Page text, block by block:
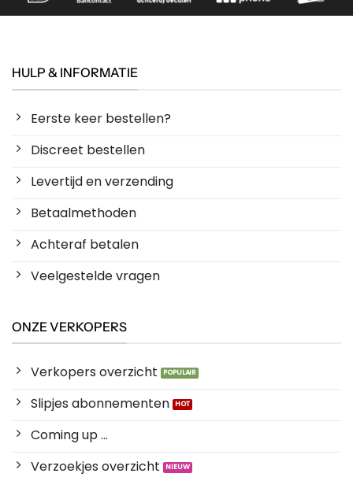
HULP & INFORMATIE
Eerste keer bestellen?
Discreet bestellen
Levertijd en verzending
Betaalmethoden
Achteraf betalen
Veelgestelde vragen
ONZE VERKOPERS
Verkopers overzicht
Slipjes abonnementen
Coming up ...
Verzoekjes overzicht